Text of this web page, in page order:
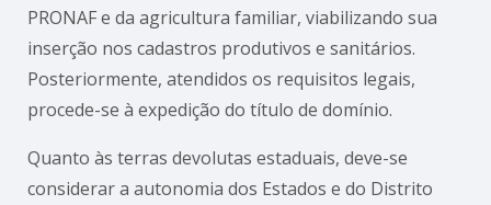
PRONAF e da agricultura familiar, viabilizando sua
inserção nos cadastros produtivos e sanitários.
Posteriormente, atendidos os requisitos legais,
procede-se à expedição do título de domínio.
Quanto às terras devolutas estaduais, deve-se
considerar a autonomia dos Estados e do Distrito